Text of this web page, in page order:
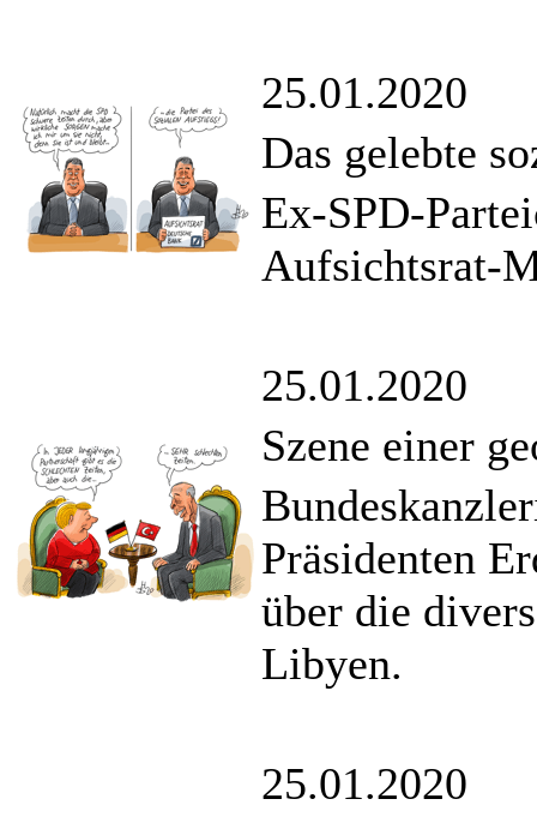
25.01.2020
Das gelebte
Ex-SPD-
Aufsichtsrat-
25.01.2020
Szene einer
Präsidenten
über die
Libyen.
25.01.2020